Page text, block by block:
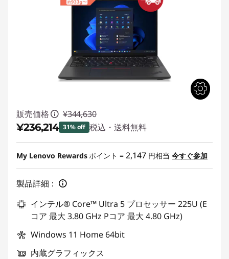
販売価格 ¥344,630
¥236,214 31% off 税込・送料無料
特別割引 :-¥108,416
My Lenovo Rewards ポイント = 2,147 円相当 今すぐ参加
製品詳細：
インテル® Core™ Ultra 5 プロセッサー 225U (E
コア 最大 3.80 GHz Pコア 最大 4.80 GHz)
Windows 11 Home 64bit
内蔵グラフィックス